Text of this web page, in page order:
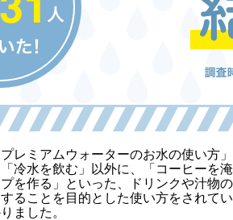
レミアムウォーターのお水の使い方」
冷水を飲む」以外に、「コーヒーを淹
を作る」といった、ドリンクや汁物の
ることを目的とした使い方をされてい
ました。